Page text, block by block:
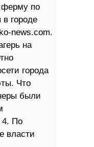
ферму по
городе
news.com.
на
города
Что
были
4. По
власти